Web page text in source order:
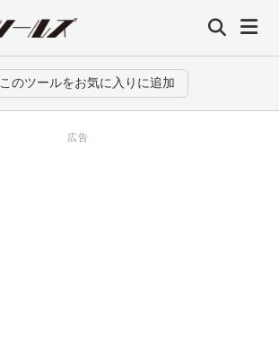
このツールをお気に入りに追加